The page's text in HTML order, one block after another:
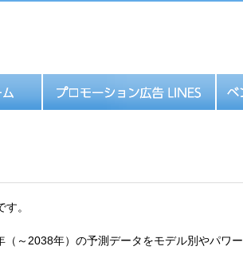
。
～2038年）の予測データをモデル別やパワー